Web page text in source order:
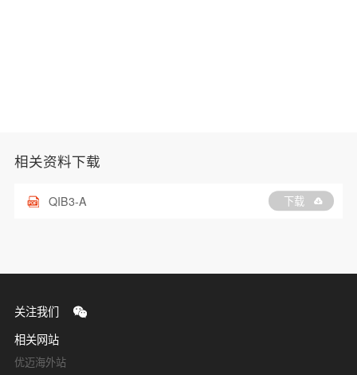
相关资料下载
QIB3-A 下载
关注我们
相关网站
优迈海外站